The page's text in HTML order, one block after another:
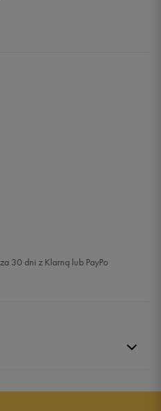
30 dni z Klarną lub PayPo